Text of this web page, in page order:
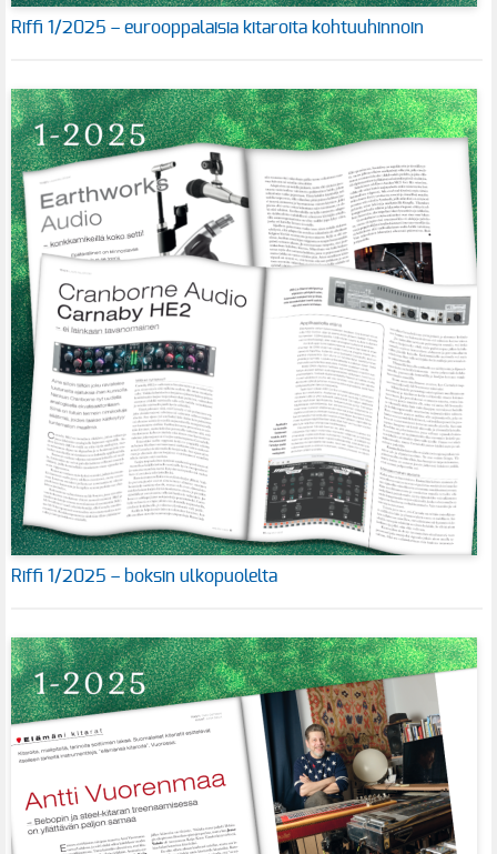
Riffi 1/2025 – eurooppalaisia kitaroita kohtuuhinnoin
Riffi 1/2025 – boksin ulkopuolelta